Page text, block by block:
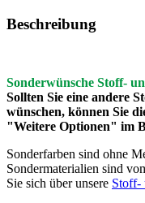
Beschreibung
Sonderwünsche Stoff-
Sollten Sie eine andere
wünschen, können Sie
"Weitere Optionen" im
Sonderfarben sind ohne
Sondermaterialien sind
Sie sich über unsere Stoff-